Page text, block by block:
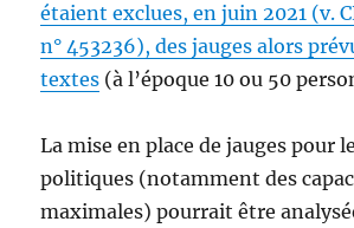
étaient exclues, en juin 2021 (v.
n° 453236), des jauges alors
textes (à l’époque 10 ou 50
La mise en place de jauges pour
politiques (notamment des
maximales) pourrait être